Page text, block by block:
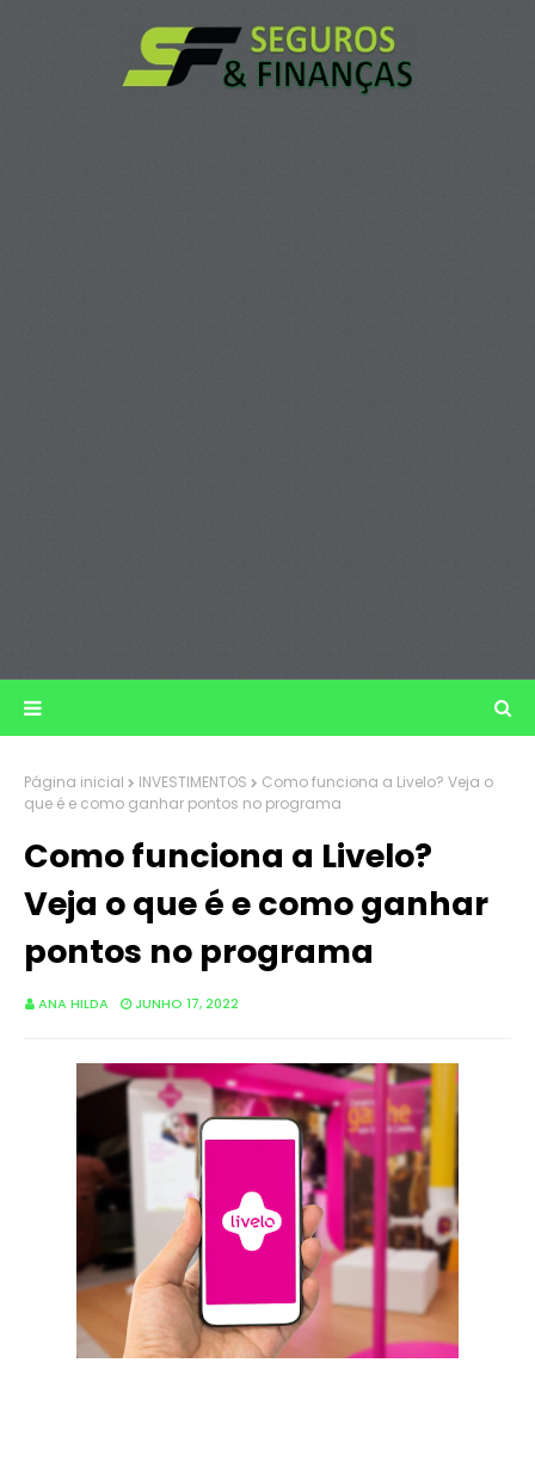
Página inicial INVESTIMENTOS
Como funciona a Livelo? Veja o
que é e como ganhar pontos no programa
Como funciona a Livelo?
Veja o que é e como ganhar
pontos no programa
ANA HILDA JUNHO 17, 2022